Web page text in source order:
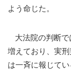
よう命じた。
大法院の判断で
増えており、実
は一斉に報じてい